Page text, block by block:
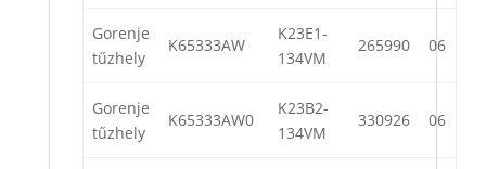
Gorenje
tűzhely
K65333AW
K23E1-
134VM
265990 06
Gorenje
tűzhely
K65333AW0
K23B2-
134VM
330926 06